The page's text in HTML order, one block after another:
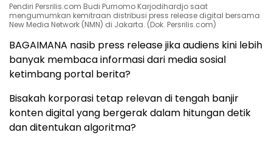
Pendiri Persrilis.com Budi Purnomo Karjodihardjo saat
mengumumkan kemitraan distribusi press release digital bersama
New Media Network (NMN) di Jakarta. (Dok. Persrilis.com)
BAGAIMANA nasib press release jika audiens kini lebih
banyak membaca informasi dari media sosial
ketimbang portal berita?
Bisakah korporasi tetap relevan di tengah banjir
konten digital yang bergerak dalam hitungan detik
dan ditentukan algoritma?